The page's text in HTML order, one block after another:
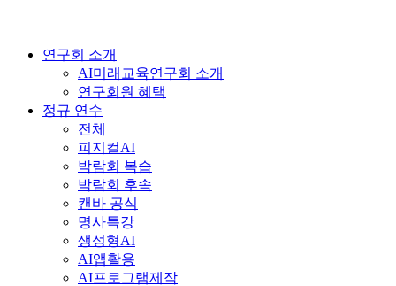
연구회 소개
AI미래교육연구회 소개
연구회원 혜택
정규 연수
전체
피지컬AI
박람회 복습
박람회 후속
캔바 공식
명사특강
생성형AI
AI앱활용
AI프로그램제작